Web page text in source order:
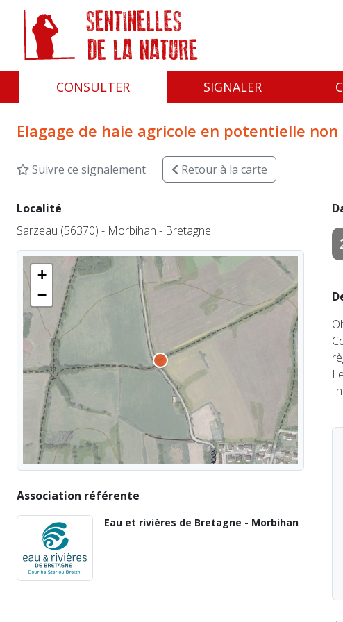
CONSULTER SIGNALER
Elagage de haie agricole en potentielle
Suivre ce signalement Retourà la carte
Localité
Sarzeau (56370) - Morbihan - Bretagne
+
−
Association référente
Eau et rivières de Bretagne - Morbihan
Panneau de gestion des cookies